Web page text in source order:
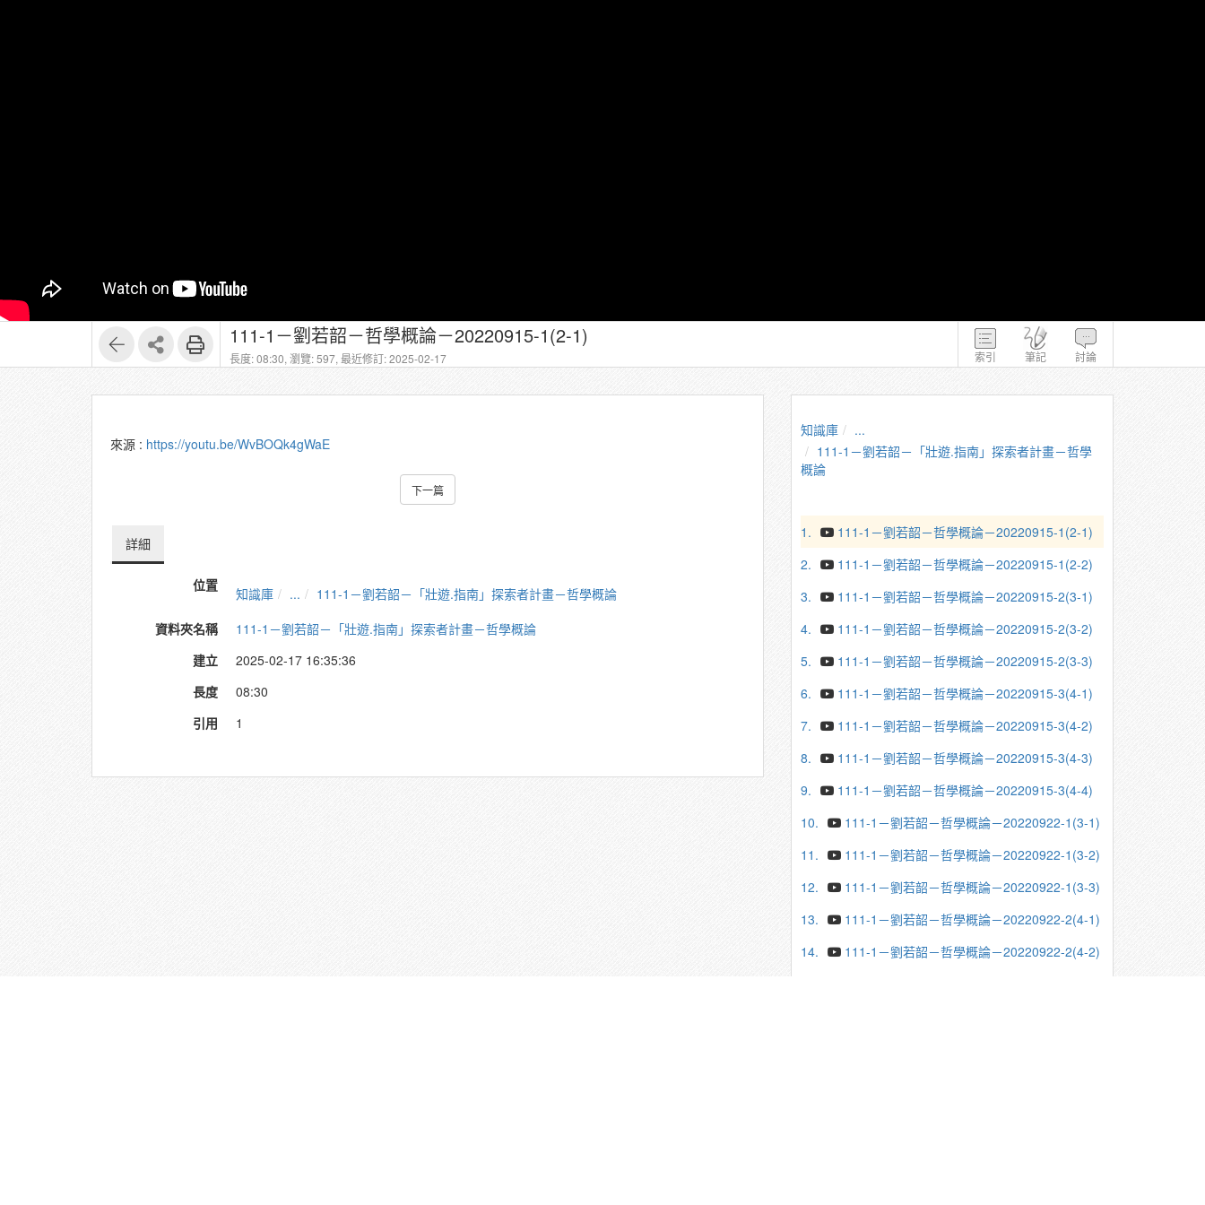
索引 筆記 討論
111-1－劉若韶－哲學概論－20220915-1(2-1)
長度: 08:30, 瀏覽: 597, 最近修訂: 2025-02-17
來源 : https://youtu.be/WvBOQk4gWaE
下一篇
詳細
位置 知識庫 ...
111-1－劉若韶－「壯遊.指南」探索者計畫－哲學概論
資料夾名稱
111-1－劉若韶－「壯遊.指南」探索者計畫－哲學概論
建立
2025-02-17 16:35:36
長度
08:30
引用
1
知識庫
...
111-1－劉若韶－「壯遊.指南」探索者計畫－哲學
概論
1.
111-1－劉若韶－哲學概論－20220915-1(2-1)
2.
111-1－劉若韶－哲學概論－20220915-1(2-2)
3.
111-1－劉若韶－哲學概論－20220915-2(3-1)
4.
111-1－劉若韶－哲學概論－20220915-2(3-2)
5.
111-1－劉若韶－哲學概論－20220915-2(3-3)
6.
111-1－劉若韶－哲學概論－20220915-3(4-1)
7.
111-1－劉若韶－哲學概論－20220915-3(4-2)
8.
111-1－劉若韶－哲學概論－20220915-3(4-3)
9.
111-1－劉若韶－哲學概論－20220915-3(4-4)
10.
111-1－劉若韶－哲學概論－20220922-1(3-1)
11.
111-1－劉若韶－哲學概論－20220922-1(3-2)
12.
111-1－劉若韶－哲學概論－20220922-1(3-3)
13.
111-1－劉若韶－哲學概論－20220922-2(4-1)
14.
111-1－劉若韶－哲學概論－20220922-2(4-2)